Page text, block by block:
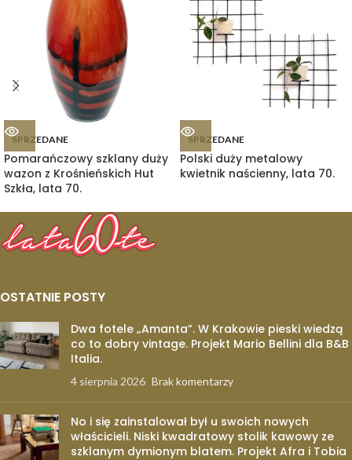
SPRZEDANE
Pomarańczowy szklany duży
wazon z Krośnieńskich Hut
Szkła, lata 70.
SPRZEDANE
Polski duży metalowy
kwietnik naścienny, lata 70.
OSTATNIE POSTY
Dwa fotele „Amanta”. W Krakowie pieski wiedzą
co to dobry vintage. Projekt Mario Bellini dla B&B
Italia.
4 sierpnia 2026 Brak komentarzy
No i się zainstalował był u swoich nowych
właścicieli. Niski kwadratowy stolik kawowy ze
szklanym dymionym blatem. Projekt Afra i Tobia